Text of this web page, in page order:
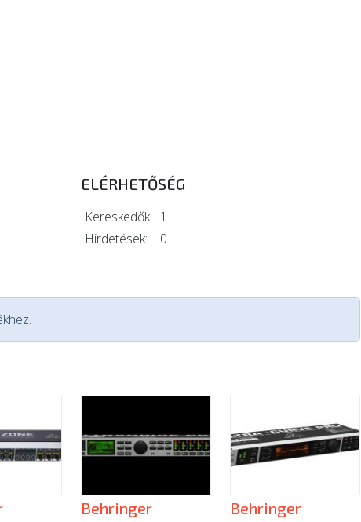
ELÉRHETŐSÉG
Kereskedők: 1
Hirdetések:
0
Behringer
Behringer